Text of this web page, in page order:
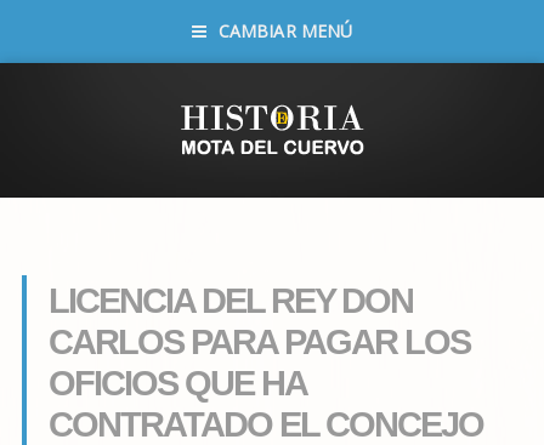
CAMBIAR MENÚ
LICENCIA DEL REY DON
CARLOS PARA PAGAR LOS
OFICIOS QUE HA
CONTRATADO EL CONCEJO